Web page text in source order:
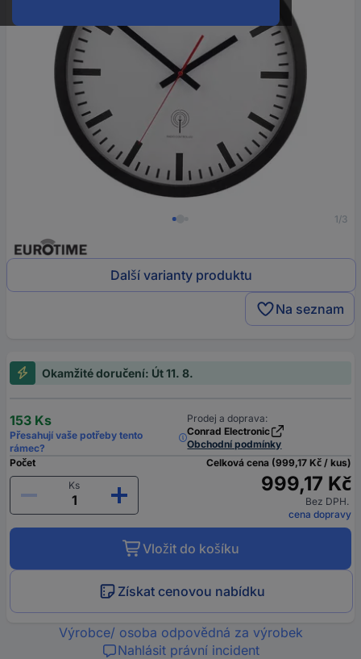
1/3
Další varianty produktu
Na seznam
Okamžité doručení: Út 11. 8.
153 Ks
Přesahují vaše potřeby tento
rámec?
Prodej a doprava:
Conrad Electronic
Obchodní podmínky
Počet
Ks
Celková cena (999,17 Kč / kus)
999,17 Kč
Bez DPH.
cena dopravy
Vložit do košíku
Získat cenovou nabídku
Výrobce/ osoba odpovědná za výrobek
Nahlásit právní incident